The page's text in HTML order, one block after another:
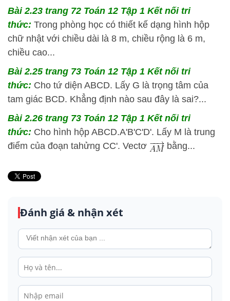
Bài 2.23 trang 72 Toán 12 Tập 1 Kết nối tri
thức: Trong phòng học có thiết kế dạng hình hộp
chữ nhật với chiều dài là 8 m, chiều rộng là 6 m,
chiều cao...
Bài 2.25 trang 73 Toán 12 Tập 1 Kết nối tri
thức: Cho tứ diện ABCD. Lấy G là trọng tâm của
tam giác BCD. Khẳng định nào sau đây là sai?...
Bài 2.26 trang 73 Toán 12 Tập 1 Kết nối tri
thức: Cho hình hộp ABCD.A'B'C'D'. Lấy M là trung
điểm của đoạn tahửng CC'. Vectơ
bằng...
Đánh giá & nhận xét